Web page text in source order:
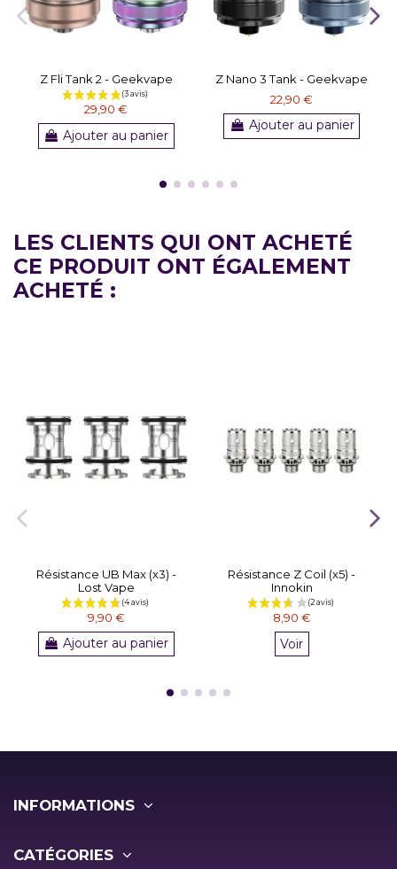
Z Fli Tank 2 - Geekvape
29,90 €
Ajouter au panier
Z Nano 3 Tank - Geekvape
22,90 €
Ajouter au panier
LES CLIENTS QUI ONT ACHETÉ
CE PRODUIT ONT ÉGALEMENT
ACHETÉ :
Résistance UB Max (x3) -
Lost Vape
9,90 €
Ajouter au panier
Résistance Z Coil (x5) -
Innokin
8,90 €
Voir
INFORMATIONS
CATÉGORIES